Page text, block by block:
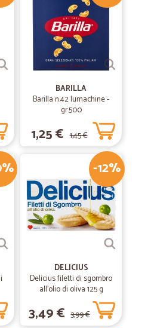
BARILLA
Barilla n.42 lumachine -
gr.500
1,25 € 1,45 €
-12%
DELICIUS
Delicius filetti di sgombro
all'olio di oliva 125 g
3,49 € 3,99 €